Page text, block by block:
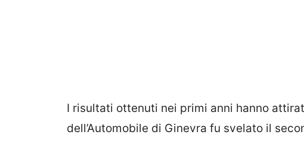
I risultati ottenuti nei primi anni hanno
dell’Automobile di Ginevra fu svelato il